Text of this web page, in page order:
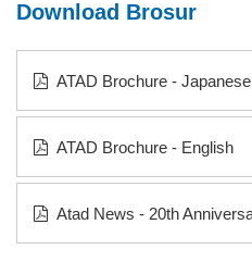
Download Brosur
ATAD Brochure - Japanese
ATAD Brochure - English
Atad News - 20th